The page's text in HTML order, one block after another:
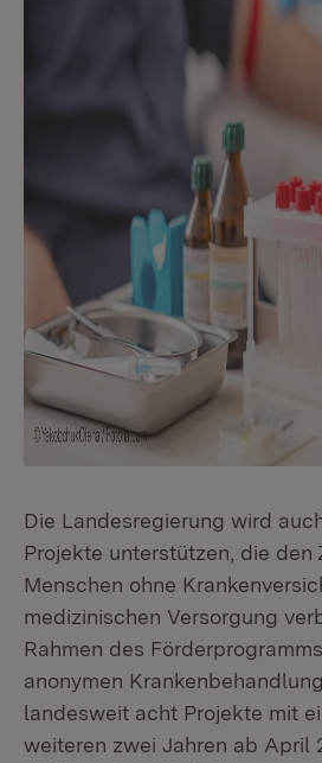
Die Landesregierung wird
Projekte unterstützen, die den
Menschen ohne
medizinischen Versorgung
Rahmen des
anonymen
landesweit acht Projekte mit
weiteren zwei Jahren ab April